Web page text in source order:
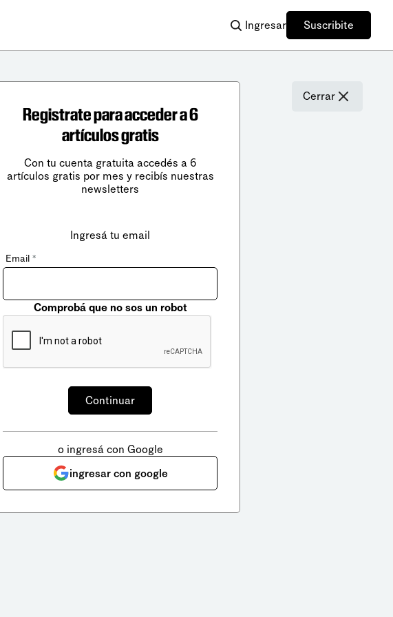
Ingresar Suscribite
Cerrar
Registrate para acceder a 6
artículos gratis
Con tu cuenta gratuita accedés a 6
artículos gratis por mes y recibís nuestras
newsletters
Ingresá tu email
Email *
Comprobá que no sos un robot
o ingresá con Google
ingresar con google